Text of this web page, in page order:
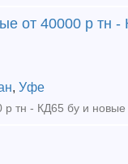
от 40000 р тн
, Уфе